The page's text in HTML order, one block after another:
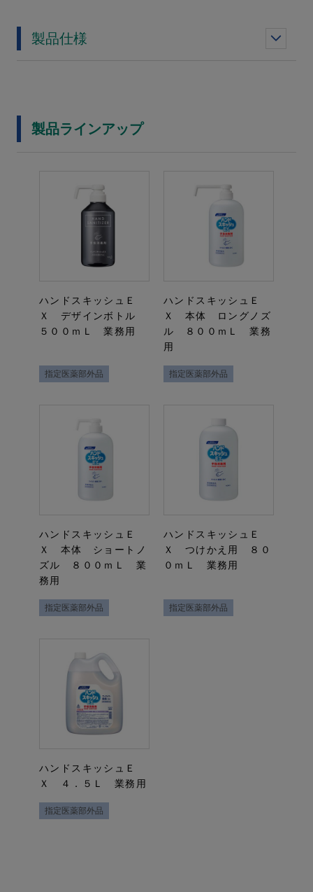
製品仕様
製品ラインアップ
ハンドスキッシュＥ
Ｘ デザインボトル
５００ｍＬ 業務用
指定医薬部外品
ハンドスキッシュＥ
Ｘ 本体 ロングノズ
ル ８００ｍＬ 業務
用
指定医薬部外品
ハンドスキッシュＥ
Ｘ 本体 ショートノ
ズル ８００ｍＬ 業
務用
指定医薬部外品
ハンドスキッシュＥ
Ｘ つけかえ用 ８０
０ｍＬ 業務用
指定医薬部外品
ハンドスキッシュＥ
Ｘ ４．５Ｌ 業務用
指定医薬部外品